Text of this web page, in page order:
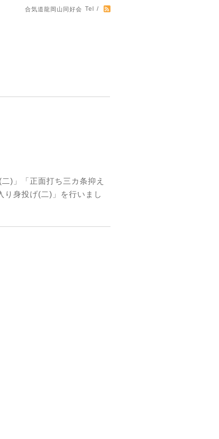
合気道龍岡山同好会 Tel /
)」「正面打ち三カ条抑え
り身投げ(二)」を行いまし